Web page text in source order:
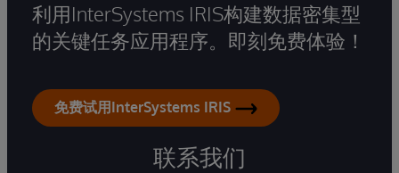
利用InterSystems IRIS构建数据密集型
的关键任务应用程序。即刻免费体验！
免费试用InterSystems IRIS
联系我们